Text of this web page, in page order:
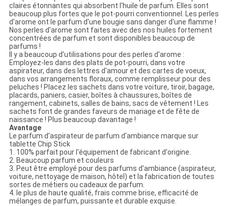
claires étonnantes qui absorbent l'huile de parfum. Elles sont
beaucoup plus fortes que le pot-pourri conventionnel. Les perles
d'arome ont le parfum d'une bougie sans danger d'une flamme !
Nos perles d'arome sont faites avec des nos huiles fortement
concentrées de parfum et sont disponibles beaucoup de
parfums !
Il y a beaucoup d'utilisations pour des perles d'arome :
Employez-les dans des plats de pot-pourri, dans votre
aspirateur, dans des lettres d'amour et des cartes de voeux,
dans vos arrangements floraux, comme remplisseur pour des
peluches ! Placez les sachets dans votre voiture, tiroir, bagage,
placards, paniers, casier, boîtes à chaussures, boîtes de
rangement, cabinets, salles de bains, sacs de vêtement ! Les
sachets font de grandes faveurs de mariage et de fête de
naissance ! Plus beaucoup davantage !
Avantage
Le parfum d'aspirateur de parfum d'ambiance marque sur
tablette Chip Stick
1. 100% parfait pour l'équipement de fabricant d'origine.
2. Beaucoup parfum et couleurs
3. Peut être employé pour des parfums d'ambiance (aspirateur,
voiture, nettoyage de maison, hôtel) et la fabrication de toutes
sortes de métiers ou cadeaux de parfum.
4. le plus de haute qualité, frais comme brise, efficacité de
mélanges de parfum, puissante et durable exquise.